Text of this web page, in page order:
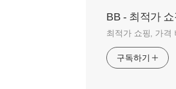
BB - 최적가
최적가 쇼핑, 가격
구독하기